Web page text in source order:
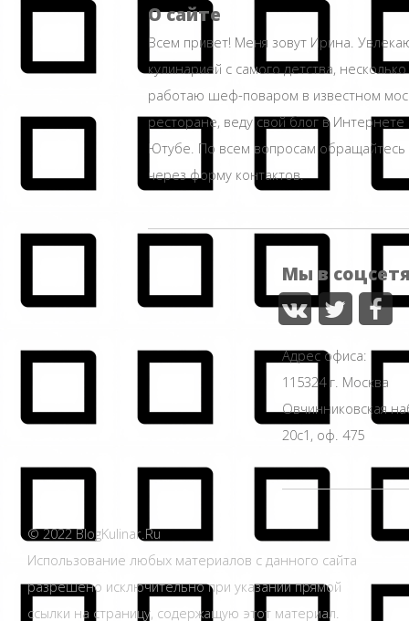
О сайте
Всем привет! Меня зовут Ирина.
кулинарией с самого детства,
работаю шеф-поваром в известном
ресторане, веду свой блог в Интернете
Ютубе. По всем вопросам
через форму контактов.
Мы в
Адрес офиса:
115324 г. Москва
Овчинниковская
20с1, оф. 475
© 2022 BlogKulinar.Ru
Использование любых материалов с данного сайта
разрешено исключительно при указании прямой
ссылки на страницу, содержащую этот материал.